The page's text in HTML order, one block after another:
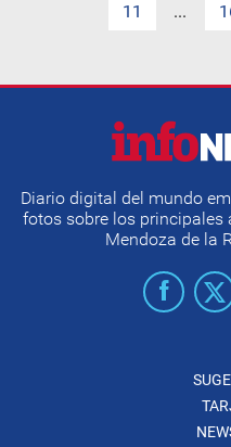
11 ...
Diario digital del mundo
fotos sobre los principales
Mendoza de la